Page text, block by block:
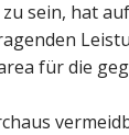
sein, hat
für die